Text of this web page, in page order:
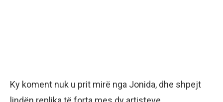
Ky koment nuk u prit mirë nga Jonida, dhe shpejt